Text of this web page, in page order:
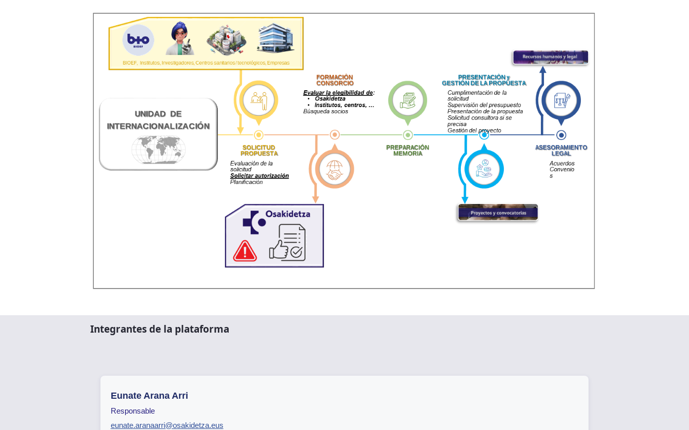
Integrantes de la plataforma
Eunate Arana Arri
Responsable
eunate.aranaarri@osakidetza.eus